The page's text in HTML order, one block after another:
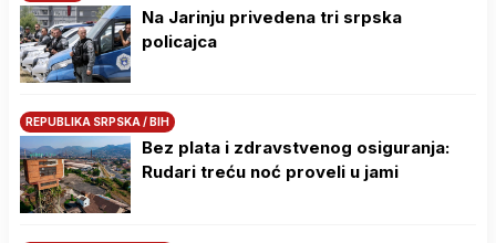
Na Јarinju privedena tri srpska
policajca
REPUBLIKA SRPSKA / BIH
Bez plata i zdravstvenog osiguranja:
Rudari treću noć proveli u jami